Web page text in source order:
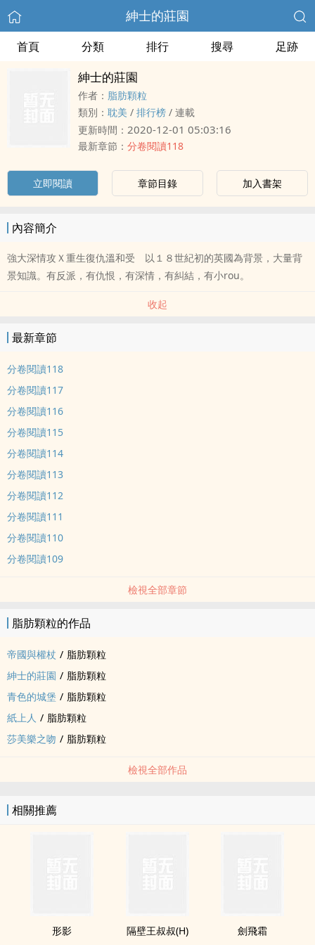
紳士的莊園
首頁 分類 排行 搜尋 足跡
紳士的莊園
作者： 脂肪顆粒
類別： 耽美 / 排行榜 / 連載
更新時間： 2020-12-01 05:03:16
最新章節： 分卷閱讀118
立即閱讀 章節目錄 加入書架
內容簡介
強大深情攻Ｘ重生復仇溫和受 以１８世紀初的英國為背景，大量背
景知識。有反派，有仇恨，有深情，有糾結，有小rou。
收起
最新章節
分卷閱讀118
分卷閱讀117
分卷閱讀116
分卷閱讀115
分卷閱讀114
分卷閱讀113
分卷閱讀112
分卷閱讀111
分卷閱讀110
分卷閱讀109
檢視全部章節
脂肪顆粒的作品
帝國與權杖 / 脂肪顆粒
紳士的莊園 / 脂肪顆粒
青色的城堡 / 脂肪顆粒
紙上人 / 脂肪顆粒
莎美樂之吻 / 脂肪顆粒
檢視全部作品
相關推薦
形影 隔壁王叔叔(H) 劍飛霜